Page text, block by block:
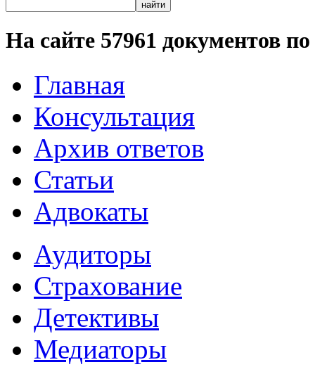
На сайте 57961 документов
Главная
Консультация
Архив ответов
Статьи
Адвокаты
Аудиторы
Страхование
Детективы
Медиаторы